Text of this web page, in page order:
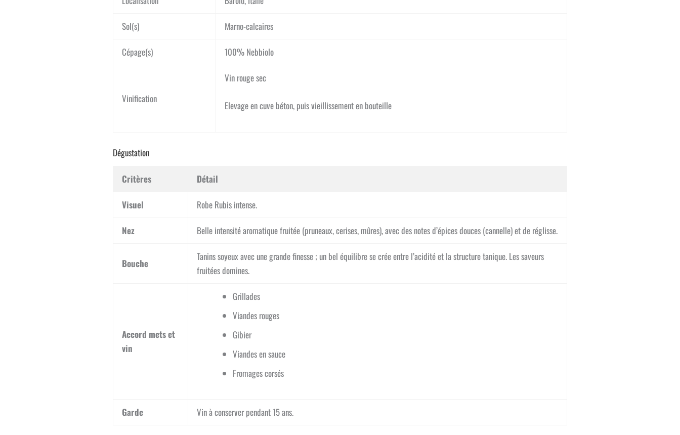
Sol(s) Marno-calcaires
Cépage(s) 100% Nebbiolo
Vinification
Vin rouge sec
Elevage en cuve béton, puis vieillissement en bouteille
Dégustation
Critères Détail
Visuel Robe Rubis intense.
Nez Belle intensité aromatique fruitée (pruneaux, cerises, mûres), avec des notes d’épices douces (cannelle) et de réglisse.
Bouche
Tanins soyeux avec une grande finesse ; un bel équilibre se crée entre l’acidité et la structure tanique. Les saveurs
fruitées domines.
Accord mets et
vin
Grillades
Viandes rouges
Gibier
Viandes en sauce
Fromages corsés
Garde Vin à conserver pendant 15 ans.